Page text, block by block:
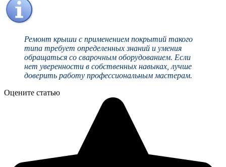
Ремонт крыши с применением покрытий такого
типа требует определенных знаний и умения
обращаться со сварочным оборудованием. Если
нет уверенности в собственных навыках, лучше
доверить работу профессиональным мастерам.
Оцените статью